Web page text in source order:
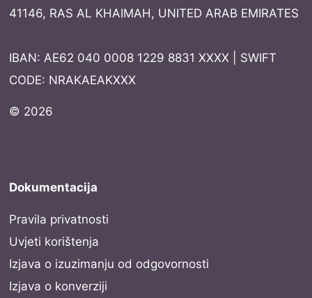
41146, RAS AL KHAIMAH, UNITED ARAB EMIRATES
IBAN: AE62 040 0008 1229 8831 XXXX | SWIFT
CODE: NRAKAEAKXXX
© 2026
Dokumentacija
Pravila privatnosti
Uvjeti korištenja
Izjava o izuzimanju od odgovornosti
Izjava o konverziji